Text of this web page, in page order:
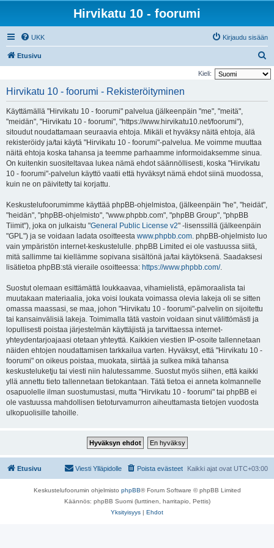
Hirvikatu 10 - foorumi
UKK Kirjaudu sisään
Etusivu
t
Kieli:
Hirvikatu 10 - foorumi - Rekisteröityminen
Käyttämällä "Hirvikatu 10 - foorumi" palvelua (jälkeenpäin "me", "meitä",
"meidän", "Hirvikatu 10 - foorumi", "https://www.hirvikatu10.net/foorumi"),
sitoudut noudattamaan seuraavia ehtoja. Mikäli et hyväksy näitä ehtoja, älä
rekisteröidy ja/tai käytä "Hirvikatu 10 - foorumi"-palvelua. Me voimme muuttaa
näitä ehtoja koska tahansa ja teemme parhaamme informoidaksemme sinua.
On kuitenkin suositeltavaa lukea nämä ehdot säännöllisesti, koska "Hirvikatu
10 - foorumi"-palvelun käyttö vaatii että hyväksyt nämä ehdot siinä muodossa,
kuin ne on päivitetty tai korjattu.
Keskustelufoorumimme käyttää phpBB-ohjelmistoa, (jälkeenpäin "he", "heidät",
"heidän", "phpBB-ohjelmisto", "www.phpbb.com", "phpBB Group", "phpBB
Tiimit"), joka on julkaistu "General Public License v2" -lisenssillä (jälkeenpäin
"GPL") ja se voidaan ladata osoitteesta www.phpbb.com. phpBB-ohjelmisto luo
vain ympäristön internet-keskustelulle. phpBB Limited ei ole vastuussa siitä,
mitä sallimme tai kiellämme sopivana sisältönä ja/tai käytöksenä. Saadaksesi
lisätietoa phpBB:stä vieraile osoitteessa: https://www.phpbb.com/.
Suostut olemaan esittämättä loukkaavaa, vihamielistä, epämoraalista tai
muutakaan materiaalia, joka voisi loukata voimassa olevia lakeja oli se sitten
omassa maassasi, se maa, johon "Hirvikatu 10 - foorumi"-palvelin on sijoitettu
tai kansainvälisiä lakeja. Toimimalla tätä vastoin voidaan sinut välittömästi ja
lopullisesti poistaa järjestelmän käyttäjistä ja tarvittaessa internet-
yhteydentarjoajaasi otetaan yhteyttä. Kaikkien viestien IP-osoite tallennetaan
näiden ehtojen noudattamisen tarkkailua varten. Hyväksyt, että "Hirvikatu 10 -
foorumi" on oikeus poistaa, muokata, siirtää ja sulkea mikä tahansa
keskusteluketju tai viesti niin halutessamme. Suostut myös siihen, että kaikki
yllä annettu tieto tallennetaan tietokantaan. Tätä tietoa ei anneta kolmannelle
osapuolelle ilman suostumustasi, mutta "Hirvikatu 10 - foorumi" tai phpBB ei
ole vastuussa mahdollisen tietoturvamurron aiheuttamasta tietojen vuodosta
ulkopuolisille tahoille.
Etusivu Kaikki ajat ovat UTC+03:00
Poista evästeet
Viesti Ylläpidolle
Keskustelufoorumin ohjelmisto phpBB® Forum Software © phpBB Limited
Käännös: phpBB Suomi (lurttinen, harritapio, Pettis)
Yksityisyys | Ehdot